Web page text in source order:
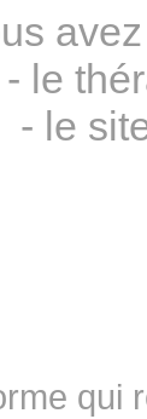
- le
- le
qui